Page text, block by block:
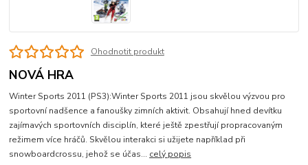
Ohodnotit produkt
NOVÁ HRA
Winter Sports 2011 (PS3):Winter Sports 2011 jsou skvělou výzvou pro
sportovní nadšence a fanoušky zimních aktivit. Obsahují hned devítku
zajímavých sportovních disciplín, které ještě zpestřují propracovaným
režimem více hráčů. Skvělou interakci si užijete například při
snowboardcrossu, jehož se účas... celý popis